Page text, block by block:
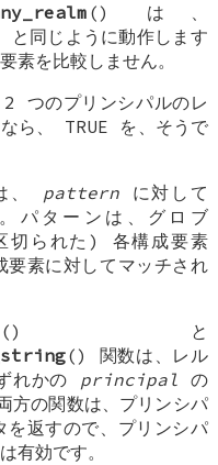
() は、
同じように動作します
素を比較しません。
つのプリンシパルのレ
ら、 TRUE を、そうで
、 pattern に対して
パターンは、グロブ
られた) 各構成要素
要素に対してマッチされ
() と
() 関数は、レル
れかの principal の
の関数は、プリンシパ
を返すので、プリンシパ
有効です。